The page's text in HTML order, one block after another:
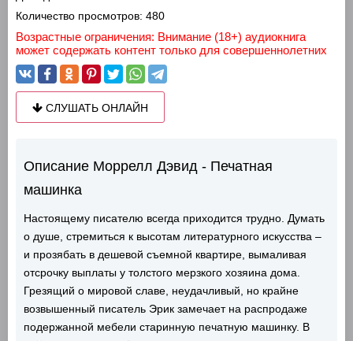
Количество просмотров: 480
Возрастные ограничения: Внимание (18+) аудиокнига
может содержать контент только для совершеннолетних
СЛУШАТЬ ОНЛАЙН
Описание Моррелл Дэвид - Печатная
машинка
Настоящему писателю всегда приходится трудно. Думать
о душе, стремиться к высотам литературного искусства –
и прозябать в дешевой съемной квартире, вымаливая
отсрочку выплаты у толстого мерзкого хозяина дома.
Грезящий о мировой славе, неудачливый, но крайне
возвышенный писатель Эрик замечает на распродаже
подержанной мебели старинную печатную машинку. В